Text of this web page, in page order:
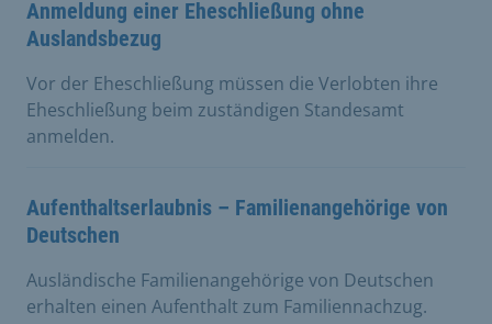
Anmeldung einer Eheschließung ohne
Auslandsbezug
Vor der Eheschließung müssen die Verlobten ihre
Eheschließung beim zuständigen Standesamt
anmelden.
Aufenthaltserlaubnis – Familienangehörige von
Deutschen
Ausländische Familienangehörige von Deutschen
erhalten einen Aufenthalt zum Familiennachzug.